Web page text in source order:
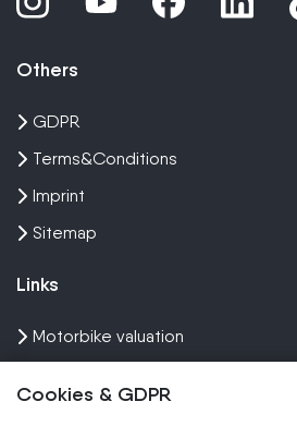
Cookies & GDPR
Others
GDPR
Terms&Conditions
Imprint
Sitemap
Links
Motorbike valuation